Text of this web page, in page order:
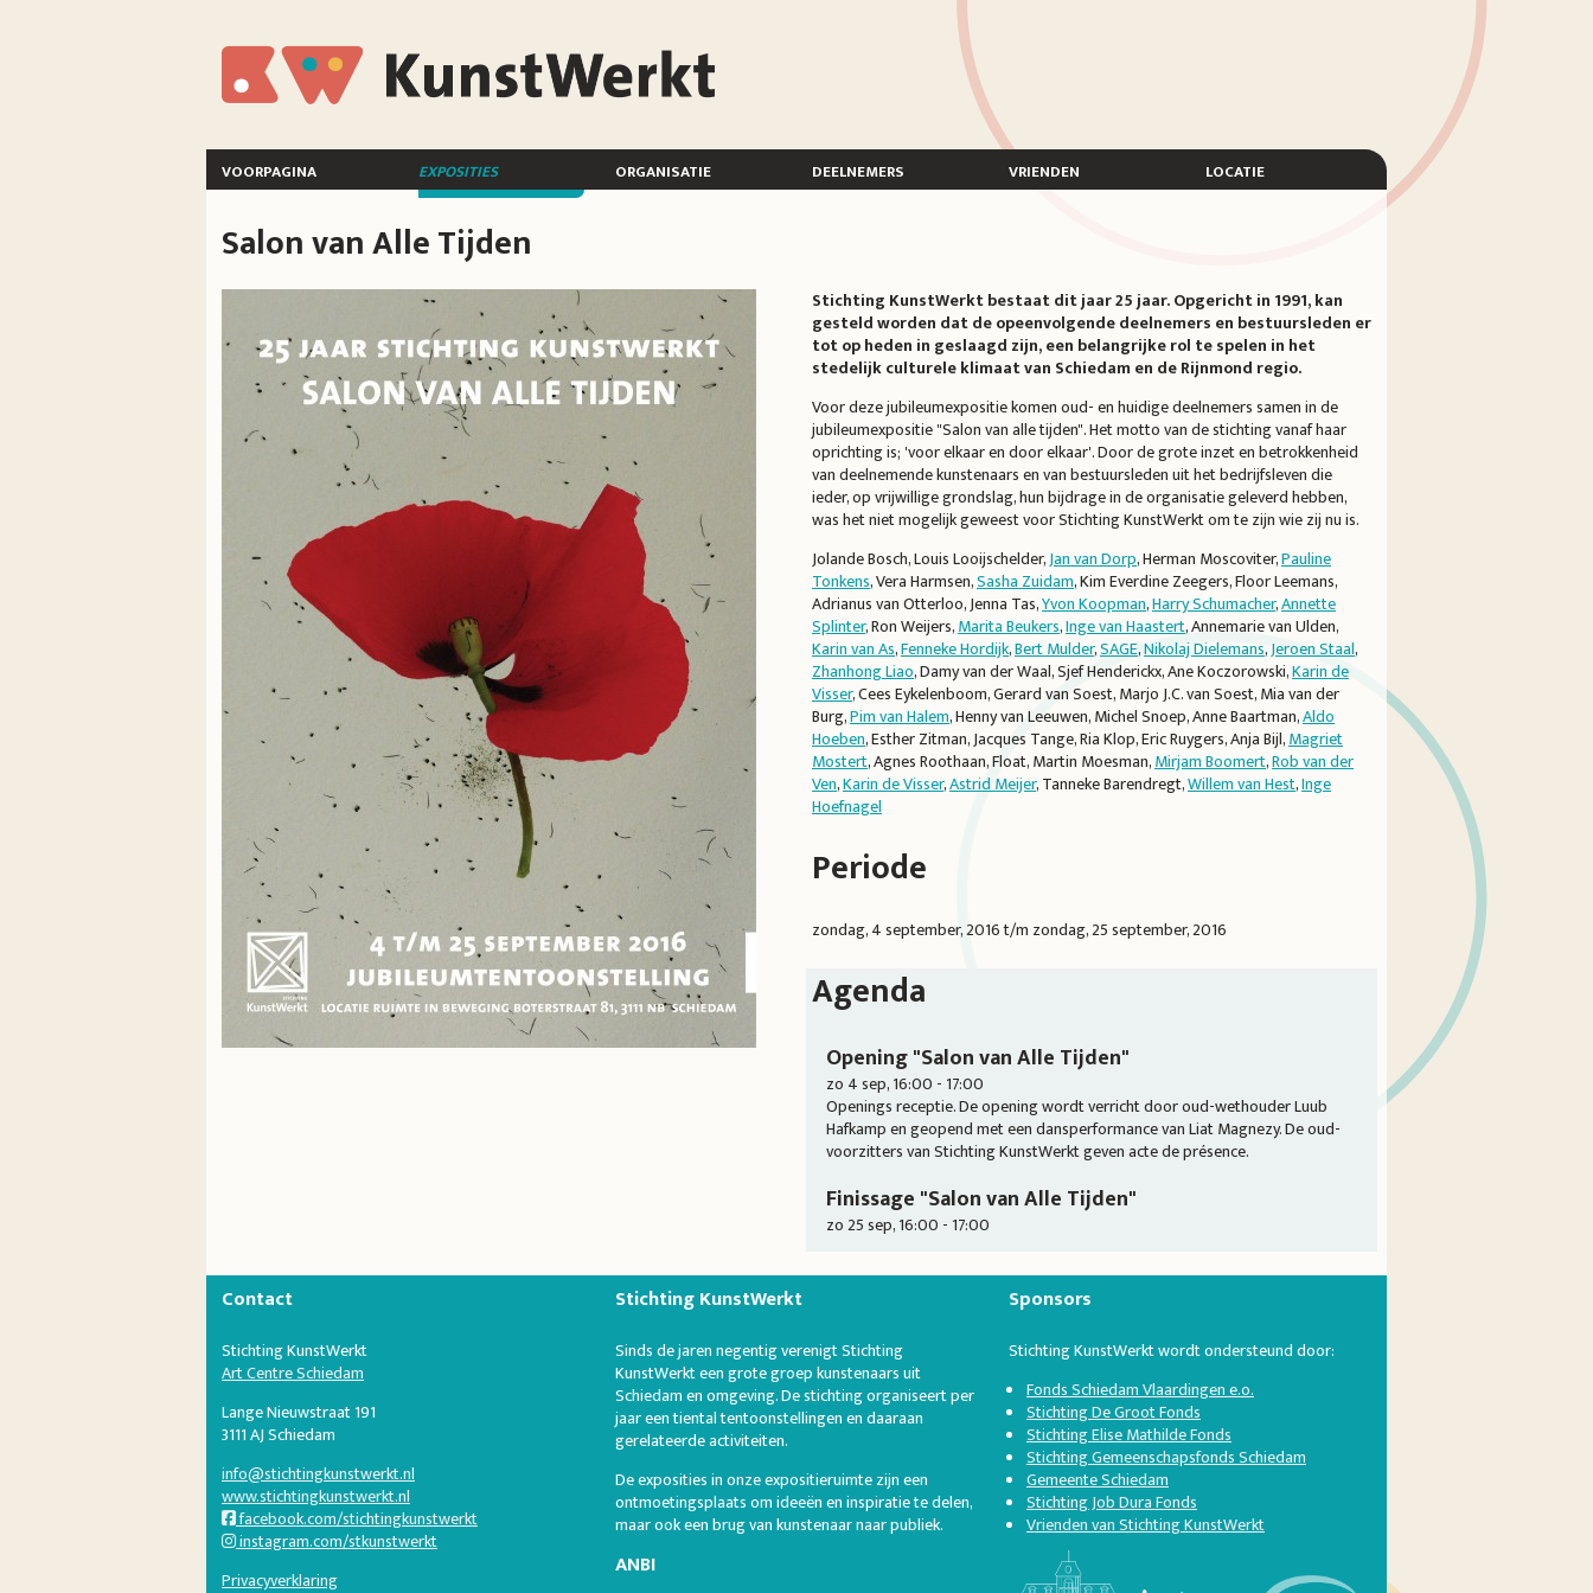
KunstWerkt
voorpagina exposities organisatie deelnemers vrienden locatie
Salon van Alle Tijden
Stichting KunstWerkt bestaat dit jaar 25 jaar. Opgericht in 1991, kan
gesteld worden dat de opeenvolgende deelnemers en bestuursleden er
tot op heden in geslaagd zijn, een belangrijke rol te spelen in het
stedelijk culturele klimaat van Schiedam en de Rijnmond regio.
Voor deze jubileumexpositie komen oud- en huidige deelnemers samen in de
jubileumexpositie "Salon van alle tijden". Het motto van de stichting vanaf haar
oprichting is; 'voor elkaar en door elkaar'. Door de grote inzet en betrokkenheid
van deelnemende kunstenaars en van bestuursleden uit het bedrijfsleven die
ieder, op vrijwillige grondslag, hun bijdrage in de organisatie geleverd hebben,
was het niet mogelijk geweest voor Stichting KunstWerkt om te zijn wie zij nu is.
Jolande Bosch, Louis Looijschelder,Jan van Dorp, Herman Moscoviter,Pauline
Tonkens, Vera Harmsen,Sasha Zuidam, Kim Everdine Zeegers, Floor Leemans,
Adrianus van Otterloo, Jenna Tas,Yvon Koopman,Harry Schumacher,Annette
Splinter, Ron Weijers,Marita Beukers,Inge van Haastert, Annemarie van Ulden,
Karin van As,Fenneke Hordijk,Bert Mulder,SAGE,Nikolaj Dielemans,Jeroen Staal,
Zhanhong Liao, Damy van der Waal, Sjef Henderickx, Ane Koczorowski,Karin de
Visser, Cees Eykelenboom, Gerard van Soest, Marjo J.C. van Soest, Mia van der
Burg,Pim van Halem, Henny van Leeuwen, Michel Snoep, Anne Baartman,Aldo
Hoeben, Esther Zitman, Jacques Tange, Ria Klop, Eric Ruygers, Anja Bijl,Magriet
Mostert, Agnes Roothaan, Float, Martin Moesman,Mirjam Boomert,Rob van der
Ven,Karin de Visser,Astrid Meijer, Tanneke Barendregt,Willem van Hest,Inge
Hoefnagel
Periode
zondag, 4 september, 2016t/m zondag, 25 september, 2016
Agenda
Opening "Salon van Alle Tijden"
zo 4 sep, 16:00 - 17:00
Openings receptie. De opening wordt verricht door oud-wethouder Luub
Hafkamp en geopend met een dansperformance van Liat Magnezy. De oud-
voorzitters van Stichting KunstWerkt geven acte de présence.
Finissage "Salon van Alle Tijden"
zo 25 sep, 16:00 - 17:00
Contact
Stichting KunstWerkt
Art Centre Schiedam
Lange Nieuwstraat 191
3111 AJ Schiedam
info@stichtingkunstwerkt.nl
www.stichtingkunstwerkt.nl
facebook.com/stichtingkunstwerkt
instagram.com/stkunstwerkt
Privacyverklaring
Stichting KunstWerkt
Sinds de jaren negentig verenigt Stichting
KunstWerkt een grote groep kunstenaars uit
Schiedam en omgeving. De stichting organiseert per
jaar een tiental tentoonstellingen en daaraan
gerelateerde activiteiten.
De exposities in onze expositieruimte zijn een
ontmoetingsplaats om ideeën en inspiratie te delen,
maar ook een brug van kunstenaar naar publiek.
ANBI
Sponsors
Stichting KunstWerkt wordt ondersteund door:
Fonds Schiedam Vlaardingen e.o.
Stichting De Groot Fonds
Stichting Elise Mathilde Fonds
Stichting Gemeenschapsfonds Schiedam
Gemeente Schiedam
Stichting Job Dura Fonds
Vrienden van Stichting KunstWerkt